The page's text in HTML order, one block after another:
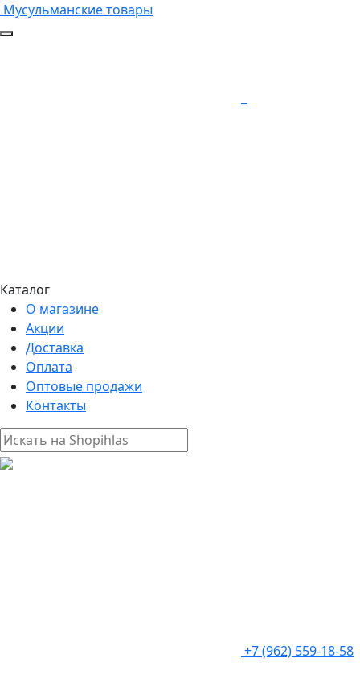
Мусульманские товары
Каталог
О магазине
Акции
Доставка
Оплата
Оптовые продажи
Контакты
+7 (962) 559-18-58